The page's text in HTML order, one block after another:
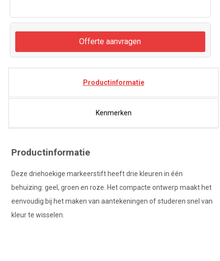
Offerte aanvragen
Productinformatie
Kenmerken
Productinformatie
Deze driehoekige markeerstift heeft drie kleuren in één
behuizing: geel, groen en roze. Het compacte ontwerp maakt het
eenvoudig bij het maken van aantekeningen of studeren snel van
kleur te wisselen.